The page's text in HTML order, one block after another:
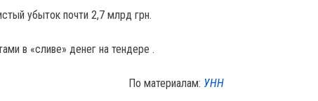
убыток почти 2,7 млрд грн.
в «сливе» денег на тендере .
По материалам: УНН